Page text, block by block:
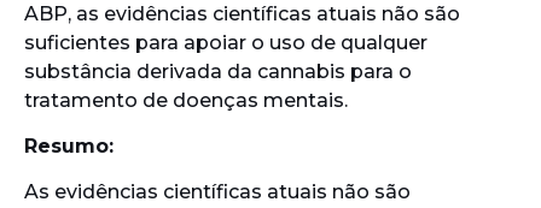
ABP, as evidências científicas atuais não são
suficientes para apoiar o uso de qualquer
substância derivada da cannabis para o
tratamento de doenças mentais.
Resumo:
As evidências científicas atuais não são